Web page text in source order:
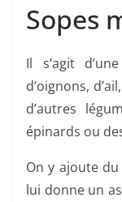
Sopes
Il s’agit
d’oignons,
d’autres
épinards ou
On y ajoute
lui donne un